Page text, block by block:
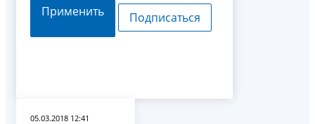
Применить Подписаться
05.03.2018 12:41